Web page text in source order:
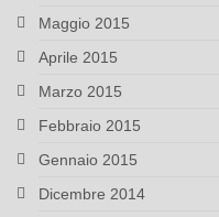
Maggio 2015
Aprile 2015
Marzo 2015
Febbraio 2015
Gennaio 2015
Dicembre 2014